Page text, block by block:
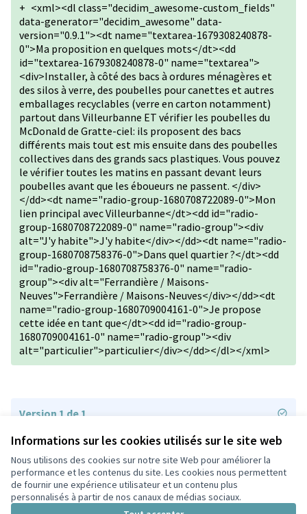
Informations sur les cookies utilisés sur le site web
Nous utilisons des cookies sur notre site Web pour améliorer la
performance et les contenus du site. Les cookies nous permettent
de fournir une expérience utilisateur et un contenu plus
personnalisés à partir de nos canaux de médias sociaux.
+ <xml><dl class="decidim_awesome-custom_fields"
data-generator="decidim_awesome" data-
version="0.9.1"><dt name="textarea-1679308240878-
0">Ma proposition en quelques mots</dt><dd
id="textarea-1679308240878-0" name="textarea">
<div>Installer, à côté des bacs à ordures ménagères et
des silos à verre, des poubelles pour canettes et autres
emballages recyclables (verre en carton notamment)
partout dans Villeurbanne ET vérifier les poubelles du
McDonald de Gratte-ciel: ils proposent des bacs
différents mais tout est mis ensuite dans des poubelles
collectives dans des grands sacs plastiques. Vous pouvez
le vérifier toutes les matins en passant devant leurs
poubelles avant que les éboueurs ne passent. </div>
</dd><dt name="radio-group-1680708722089-0">Mon
lien principal avec Villeurbanne</dt><dd id="radio-
group-1680708722089-0" name="radio-group"><div
alt="J'y habite">J'y habite</div></dd><dt name="radio-
group-1680708758376-0">Dans quel quartier ?</dt><dd
id="radio-group-1680708758376-0" name="radio-
group"><div alt="Ferrandière / Maisons-
Neuves">Ferrandière / Maisons-Neuves</div></dd><dt
name="radio-group-1680709004161-0">Je propose
cette idée en tant que</dt><dd id="radio-group-
1680709004161-0" name="radio-group"><div
alt="particulier">particulier</div></dd></dl></xml>
Version 1 de 1
Conditions d'utilisation
Paramètres des cookies
Participez Villeurbanne sur X
(Lien externe)
Participez Villeurbanne sur Facebook
Participez Villeurbanne sur Instagram
Participez Villeurbanne sur YouTube
(Lien externe)